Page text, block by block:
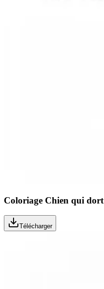
Coloriage Chien qui dort
Télécharger